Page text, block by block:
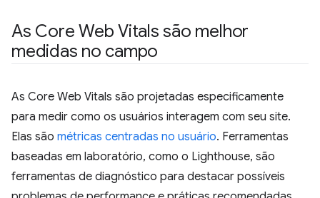
As Core Web Vitals são melhor
medidas no campo
As Core Web Vitals são projetadas especificamente
para medir como os usuários interagem com seu site.
Elas são métricas centradas no usuário. Ferramentas
baseadas em laboratório, como o Lighthouse, são
ferramentas de diagnóstico para destacar possíveis